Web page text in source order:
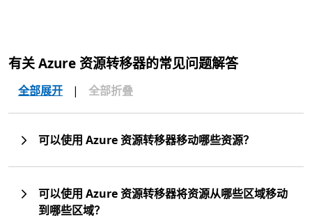
有关 Azure 资源转移器的常见问题解答
全部展开 | 全部折叠
可以使用 Azure 资源转移器移动哪些资源？
可以使用 Azure 资源转移器将资源从哪些区域移动
到哪些区域？